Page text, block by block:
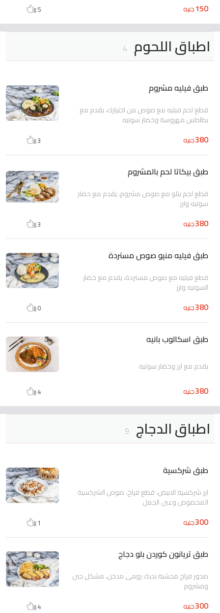
150جنيه 5
اطباق اللحوم 4
طبق فيليه مشروم
قطع لحم فيليه مع صوص من اختيارك، يقدم مع
بطاطس مهروسة وخضار سوتيه
380جنيه 3
طبق بيكاتا لحم بالمشروم
قطع لحم بتلو مع صوص مشروم، يقدم مع خضار
سوتيه وارز
380جنيه 3
طبق فيليه منيو صوص مستردة
قطع فيليه مع صوص مستردة، يقدم مع خضار
السوتيه وارز
380جنيه 0
طبق اسكالوب بانيه
يقدم مع ارز وخضار سوتيه
380جنيه 4
اطباق الدجاج 9
طبق شركسية
ارز شركسية الابيض، قطع فراخ، صوص الشركسية
المخصوص وعين الجمل
300جنيه 1
طبق تريانون كوردن بلو دجاج
صدور فراخ محشية بديك رومى مدخن، مشكل جبن
ومشروم
300جنيه 4